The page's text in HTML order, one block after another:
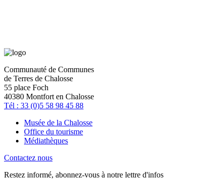
Communauté de Communes
de Terres de Chalosse
55 place Foch
40380 Montfort en Chalosse
Tél : 33 (0)5 58 98 45 88
Musée de la Chalosse
Office du tourisme
Médiathèques
Contactez nous
Restez informé, abonnez-vous à notre lettre d'infos